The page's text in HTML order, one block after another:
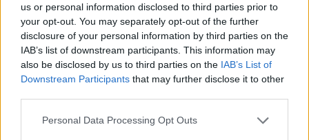
us or personal information disclosed to third parties prior to
your opt-out. You may separately opt-out of the further
disclosure of your personal information by third parties on the
IAB’s list of downstream participants. This information may
also be disclosed by us to third parties on the IAB’s List of
Downstream Participants that may further disclose it to other
Personal Data Processing Opt Outs
környezetben? Ez lesz a Portfolio idei kiemelt
gazdaságpolitikai konferenciájának legfontosabb
témája.Információ és jelentkezésMárciusban a kínai
fogyasztói infláció mérséklődött...
KEDVES OLVASÓNK!
A keresett cikk a portfolio.hu hírarchívumához